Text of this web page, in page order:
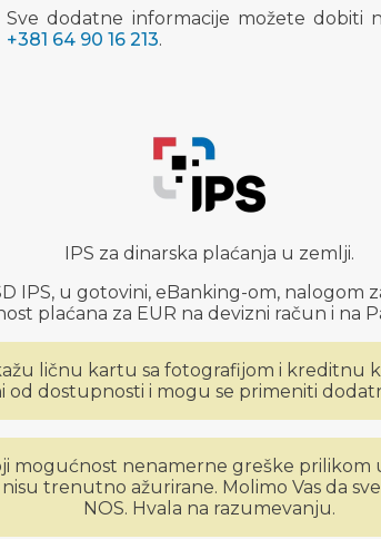
Sve dodatne informacije možete dobiti
+381 64 90 16 213.
IPS za dinarska plaćanja u zemlji.
IPS, u gotovini, eBanking-om, nalogom
plaćana za EUR na devizni račun i na
ličnu kartu sa fotografijom i kreditnu
od dostupnosti i mogu se primeniti
mogućnost nenamerne greške
trenutno ažurirane. Molimo Vas da
NOS. Hvala na razumevanju.